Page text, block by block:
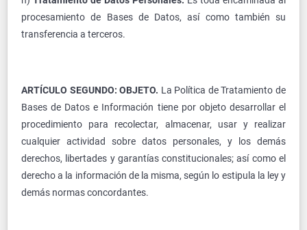
procesamiento de Bases de Datos, así como también su
transferencia a terceros.
ARTÍCULO SEGUNDO: OBJETO. La Política de Tratamiento de
Bases de Datos e Información tiene por objeto desarrollar el
procedimiento para recolectar, almacenar, usar y realizar
cualquier actividad sobre datos personales, y los demás
derechos, libertades y garantías constitucionales; así como el
derecho a la información de la misma, según lo estipula la ley y
demás normas concordantes.